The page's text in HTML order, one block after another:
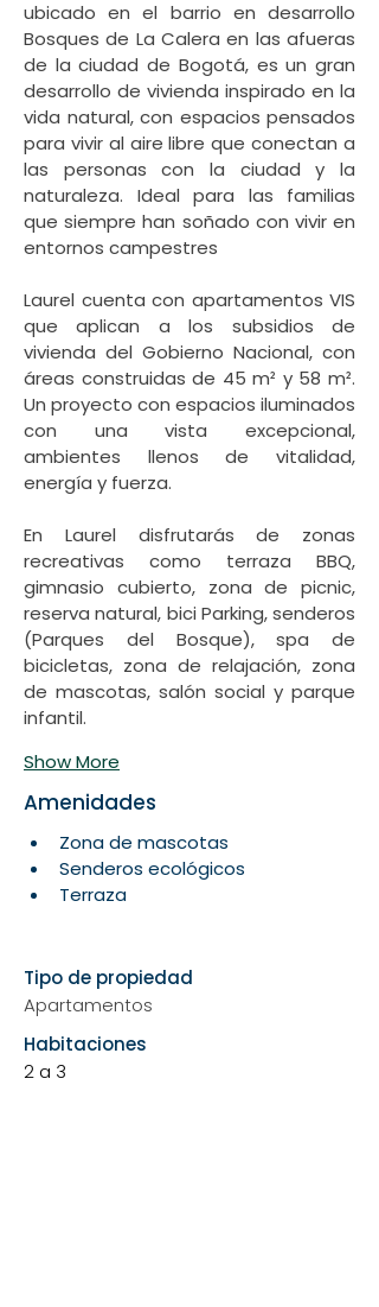
ubicado en el barrio en desarrollo
Bosques de La Calera en las afueras
de la ciudad de Bogotá, es un gran
desarrollo de vivienda inspirado en la
vida natural, con espacios pensados
para vivir al aire libre que conectan a
las personas con la ciudad y la
naturaleza. Ideal para las familias
que siempre han soñado con vivir en
Laurel cuenta con apartamentos VIS
que aplican a los subsidios de
vivienda del Gobierno Nacional, con
áreas construidas de 45 m² y 58 m².
Un proyecto con espacios iluminados
con una vista excepcional,
ambientes llenos de vitalidad,
En Laurel disfrutarás de zonas
recreativas como terraza BBQ,
gimnasio cubierto, zona de picnic,
reserva natural, bici Parking, senderos
(Parques del Bosque), spa de
bicicletas, zona de relajación, zona
de mascotas, salón social y parque
Show More
Amenidades
Tipo de propiedad
Apartamentos
Habitaciones
2 a 3